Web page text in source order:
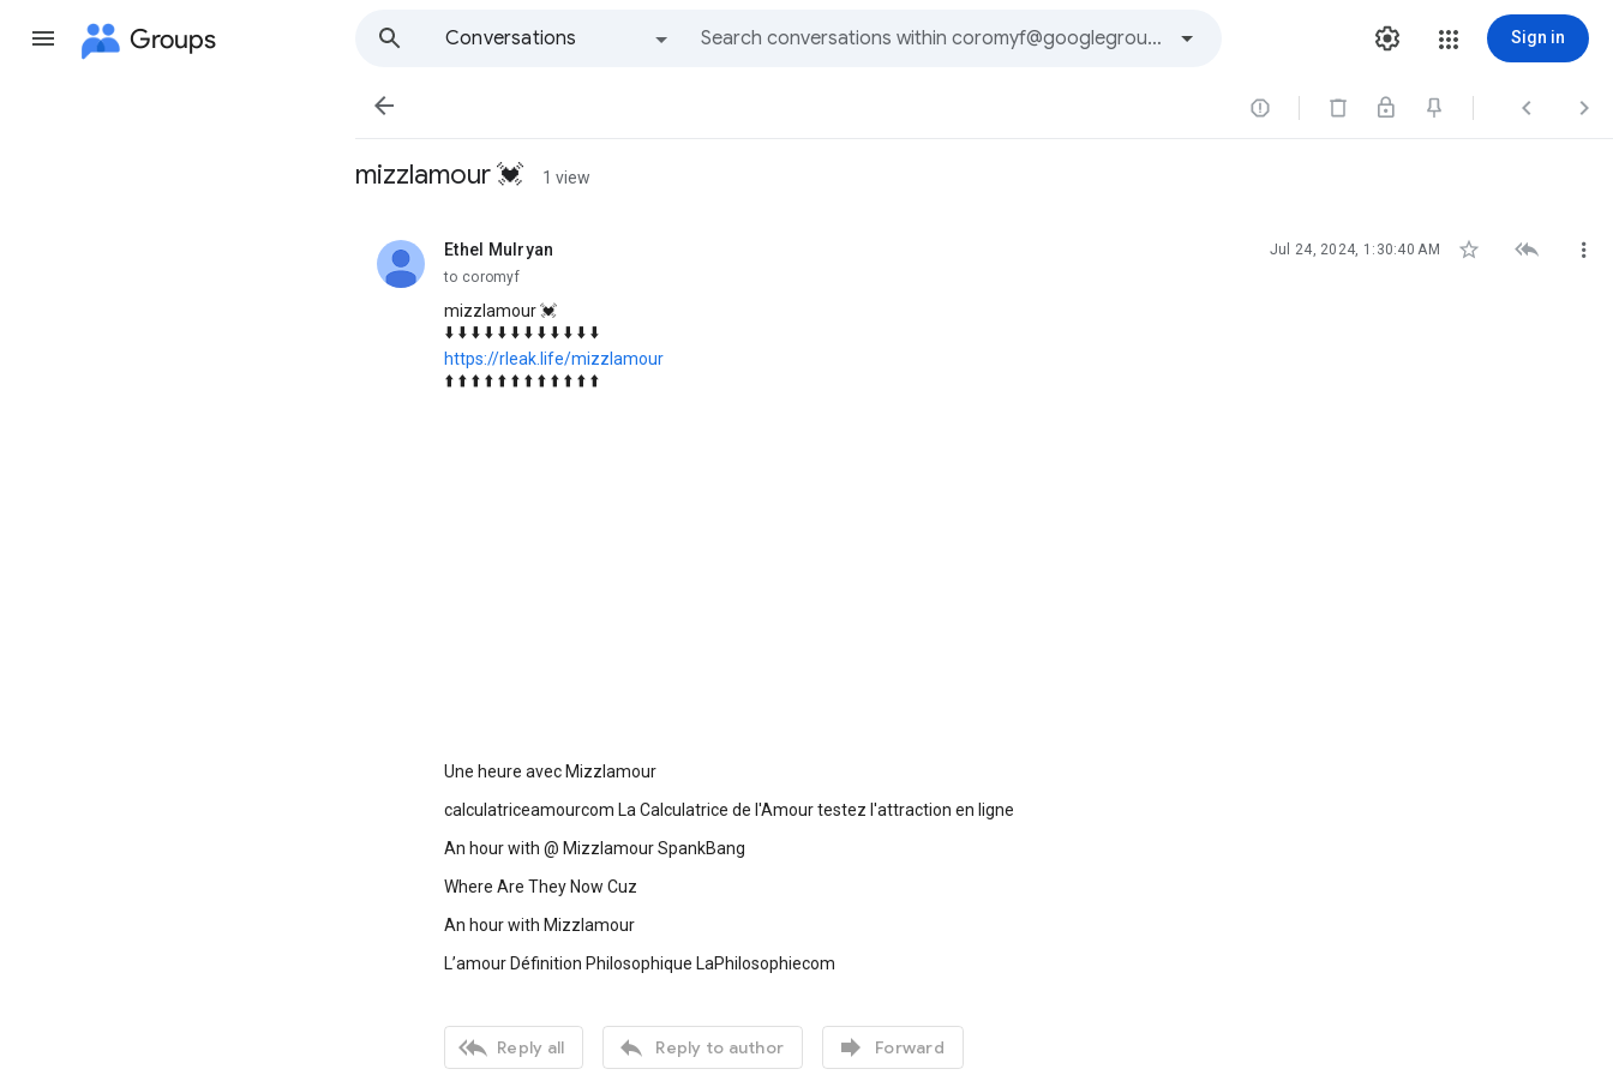
Groups
Conversations
Sign in
   
mizzlamour 💓 1 view
Ethel Mulryan
unread, Jul 24, 2024, 1:30:40 AM   
to coromyf
mizzlamour 💓
⬇️ ⬇️ ⬇️ ⬇️ ⬇️ ⬇️ ⬇️ ⬇️ ⬇️ ⬇️ ⬇️ ⬇️
https://rleak.life/mizzlamour
⬆️ ⬆️ ⬆️ ⬆️ ⬆️ ⬆️ ⬆️ ⬆️ ⬆️ ⬆️ ⬆️ ⬆️
Une heure avec Mizzlamour
calculatriceamourcom La Calculatrice de l'Amour testez l'attraction en ligne
An hour with @ Mizzlamour SpankBang
Where Are They Now Cuz
An hour with Mizzlamour
L’amour Définition Philosophique LaPhilosophiecom
 Reply all  Reply to author  Forward